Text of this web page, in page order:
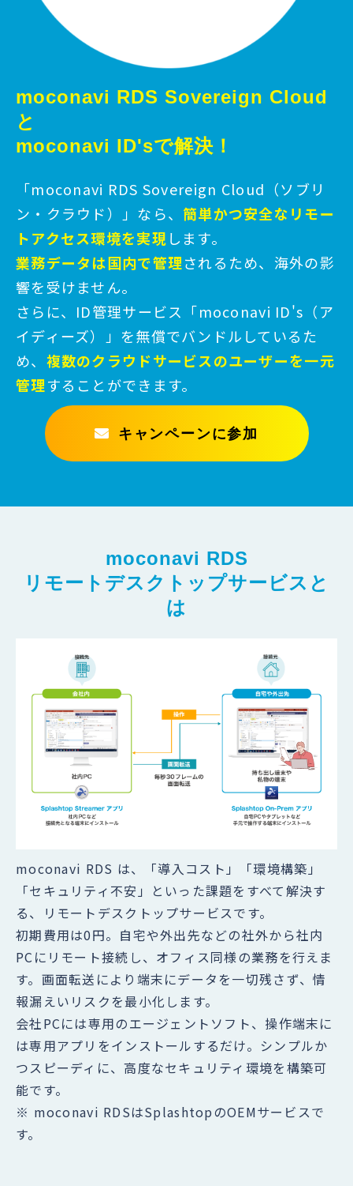
moconavi RDS Sovereign Cloud
と
moconavi ID'sで解決！
「moconavi RDS Sovereign Cloud（ソブリ
ン・クラウド）」なら、簡単かつ安全なリモー
トアクセス環境を実現します。
業務データは国内で管理される ため、海外の影
響を受けません。
さらに、ID管理サービス「moconavi ID's（ア
イディーズ）」を無償でバンドルしているた
め、 複数のクラウドサービスのユーザーを一元
管理することができます。
キャンペーンに参加
moconavi RDS
リモートデスクトップサービスと
は
moconavi RDS は、「導入コスト」「環境構築」
「セキュリティ不安」といった課題をすべて解決す
る、リモートデスクトップサービスです。
初期費用は0円。自宅や外出先などの社外から社内
PCにリモート接続し、オフィス同様の業務を行えま
す。画面転送により端末にデータを一切残さず、情
報漏えいリスクを最小化します。
会社PCには専用のエージェントソフト、操作端末に
は専用アプリをインストールするだけ。シンプルか
つスピーディに、高度なセキュリティ環境を構築可
能です。
※ moconavi RDSはSplashtopのOEMサービスで
す。